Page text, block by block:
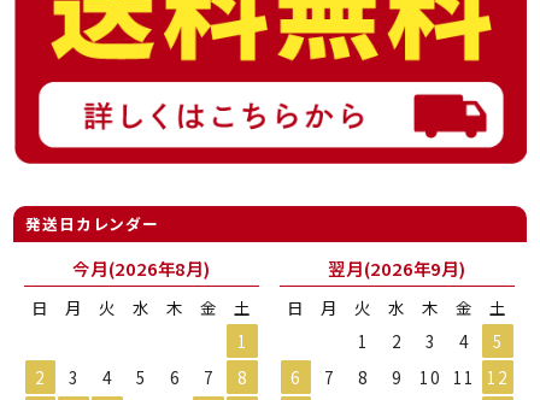
発送日カレンダー
今月(2026年8月)
日 月 火 水 木 金
土
1
2
3 4 5 6 7
8
翌月(2026年9月)
日 月 火 水 木 金
土
1
2 3 4
5
6
7 8 9 10 11
12